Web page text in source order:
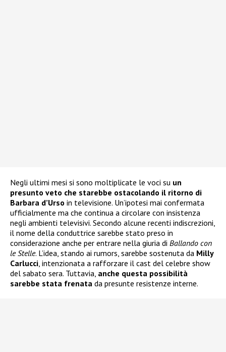
Negli ultimi mesi si sono moltiplicate le voci su un
presunto veto che starebbe ostacolando il ritorno di
Barbara d’Urso in televisione. Un’ipotesi mai confermata
ufficialmente ma che continua a circolare con insistenza
negli ambienti televisivi. Secondo alcune recenti indiscrezioni,
il nome della conduttrice sarebbe stato preso in
considerazione anche per entrare nella giuria di Ballando con
le Stelle. L’idea, stando ai rumors, sarebbe sostenuta da Milly
Carlucci, intenzionata a rafforzare il cast del celebre show
del sabato sera. Tuttavia, anche questa possibilità
sarebbe stata frenata da presunte resistenze interne.